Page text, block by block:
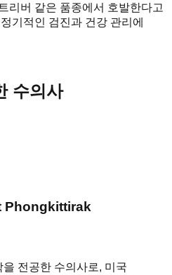
리버 같은 품종에서 호발한다고
기적인 검진과 건강 관리에
수의사
Phongkittirak
전공한 수의사로, 미국